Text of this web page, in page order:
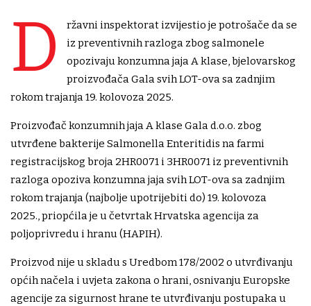
D
ržavni inspektorat izvijestio je potrošače da se
iz preventivnih razloga zbog salmonele
opozivaju konzumna jaja A klase, bjelovarskog
proizvođača Gala svih LOT-ova sa zadnjim
rokom trajanja 19. kolovoza 2025.
Proizvođač konzumnih jaja A klase Gala d.o.o. zbog
utvrđene bakterije Salmonella Enteritidis na farmi
registracijskog broja 2HR0071 i 3HR0071 iz preventivnih
razloga opoziva konzumna jaja svih LOT-ova sa zadnjim
rokom trajanja (najbolje upotrijebiti do) 19. kolovoza
2025., priopćila je u četvrtak Hrvatska agencija za
poljoprivredu i hranu (HAPIH).
Proizvod nije u skladu s Uredbom 178/2002 o utvrđivanju
općih načela i uvjeta zakona o hrani, osnivanju Europske
agencije za sigurnost hrane te utvrđivanju postupaka u